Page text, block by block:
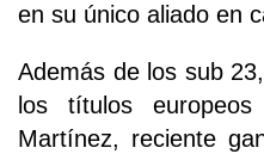
en su único aliado en
Además de los sub
los títulos
Martínez, reciente